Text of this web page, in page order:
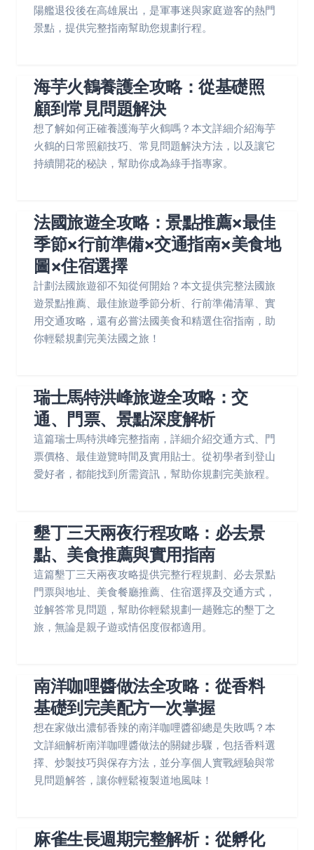
陽艦退役後在高雄展出，是軍事迷與家庭遊客的熱門
景點，提供完整指南幫助您規劃行程。
海芋火鶴養護全攻略：從基礎照
顧到常見問題解決
想了解如何正確養護海芋火鶴嗎？本文詳細介紹海芋
火鶴的日常照顧技巧、常見問題解決方法，以及讓它
持續開花的秘訣，幫助你成為綠手指專家。
法國旅遊全攻略：景點推薦×最佳
季節×行前準備×交通指南×美食地
圖×住宿選擇
計劃法國旅遊卻不知從何開始？本文提供完整法國旅
遊景點推薦、最佳旅遊季節分析、行前準備清單、實
用交通攻略，還有必嘗法國美食和精選住宿指南，助
你輕鬆規劃完美法國之旅！
瑞士馬特洪峰旅遊全攻略：交
通、門票、景點深度解析
這篇瑞士馬特洪峰完整指南，詳細介紹交通方式、門
票價格、最佳遊覽時間及實用貼士。從初學者到登山
愛好者，都能找到所需資訊，幫助你規劃完美旅程。
墾丁三天兩夜行程攻略：必去景
點、美食推薦與實用指南
這篇墾丁三天兩夜攻略提供完整行程規劃、必去景點
門票與地址、美食餐廳推薦、住宿選擇及交通方式，
並解答常見問題，幫助你輕鬆規劃一趟難忘的墾丁之
旅，無論是親子遊或情侶度假都適用。
南洋咖哩醬做法全攻略：從香料
基礎到完美配方一次掌握
想在家做出濃郁香辣的南洋咖哩醬卻總是失敗嗎？本
文詳細解析南洋咖哩醬做法的關鍵步驟，包括香料選
擇、炒製技巧與保存方法，並分享個人實戰經驗與常
見問題解答，讓你輕鬆複製道地風味！
麻雀生長週期完整解析：從孵化